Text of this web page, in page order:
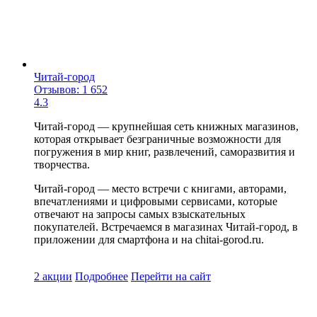
Читай-город
Отзывов: 1 652
4.3
Читай-город — крупнейшая сеть книжных магазинов,
которая открывает безграничные возможности для
погружения в мир книг, развлечений, саморазвития и
творчества.
Читай-город — место встречи с книгами, авторами,
впечатлениями и цифровыми сервисами, которые
отвечают на запросы самых взыскательных
покупателей. Встречаемся в магазинах Читай-город, в
приложении для смартфона и на chitai-gorod.ru.
2 акции Подробнее Перейти на сайт